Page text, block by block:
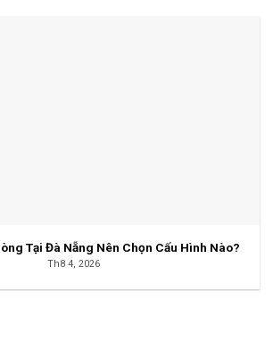
Tại Đà Nẵng Nên Chọn Cấu Hình Nào?
Th8 4, 2026